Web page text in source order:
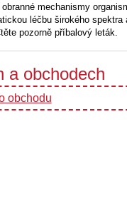
mechanismy
léčbu širokého
pozorně příbalový leták.
a obchodech
obchodu